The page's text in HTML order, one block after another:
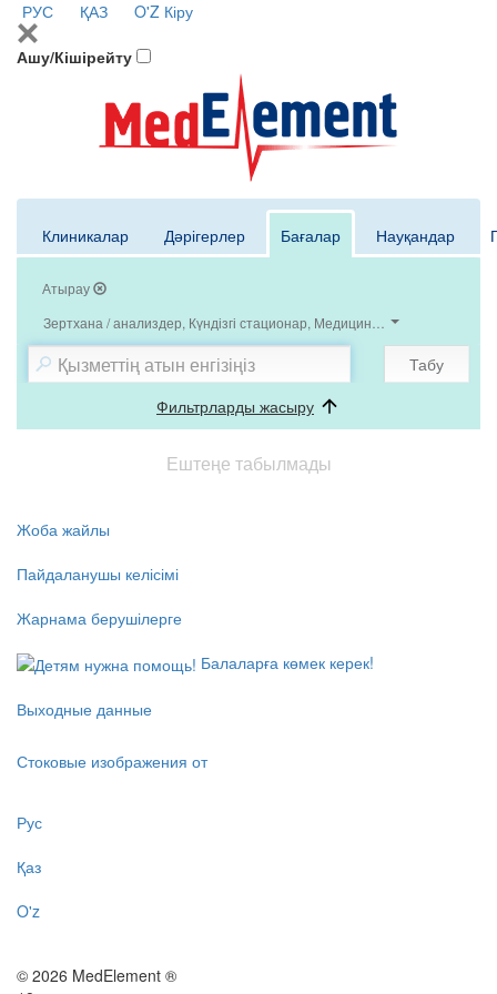
РУС ҚАЗ O'Z Кіру
Ашу/Кішірейту
Клиникалар Дәрігерлер Бағалар Науқандар
Атырау
Зертхана / анализдер, Күндізгі стационар, Медициналық тексеру /
Табу
Фильтрларды жасыру
Ештеңе табылмады
Жоба жайлы
Пайдаланушы келісімі
Жарнама берушілерге
Балаларға көмек керек!
Выходные данные
Стоковые изображения от
Рус
Қаз
O'z
© 2026 MedElement ®